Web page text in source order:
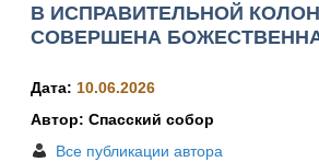
В ИСПРАВИТЕЛЬНОЙ
СОВЕРШЕНА
Дата: 10.06.2026
Автор: Спасский собор
Все публикации автора